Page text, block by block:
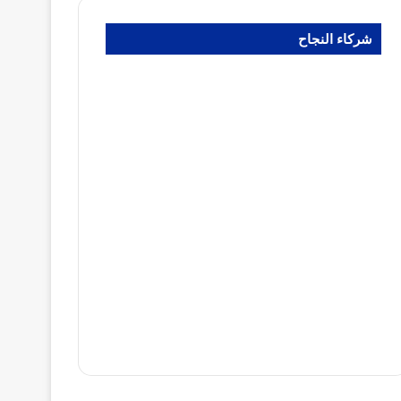
شركاء النجاح